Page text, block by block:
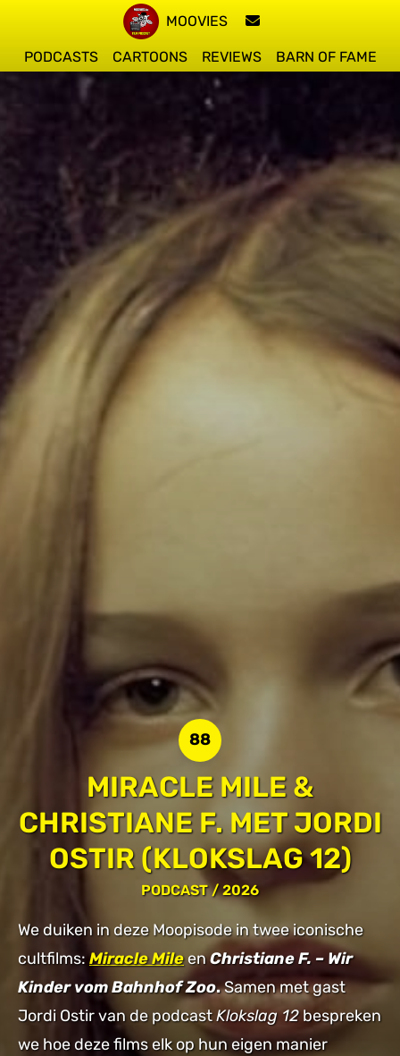
MOOVIES
PODCASTS CARTOONS REVIEWS BARN OF FAME
88
MIRACLE MILE &
CHRISTIANE F. MET JORDI
OSTIR (KLOKSLAG 12)
PODCAST/ 2026
We duiken in deze Moopisode in twee iconische
cultfilms: Miracle MileenChristiane F. – Wir
Kinder vom Bahnhof Zoo.Samen met gast
Jordi Ostir van de podcastKlokslag 12bespreken
we hoe deze films elk op hun eigen manier